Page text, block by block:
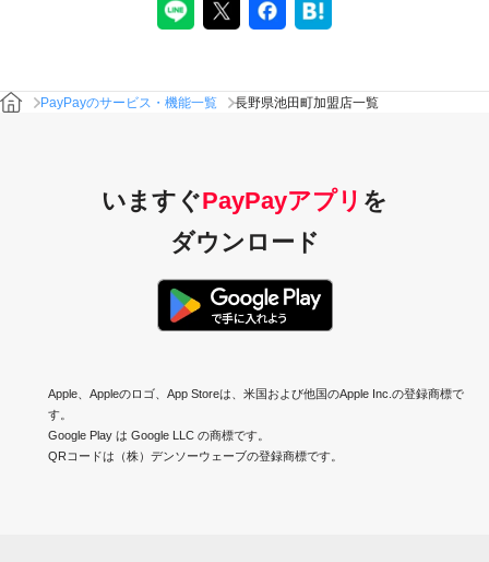
PayPayのサービス・機能一覧 長野県池田町加盟店一覧
いますぐPayPayアプリ を
ダウンロード
Apple、Appleのロゴ、App Storeは、米国および他国のApple Inc.の登録商標で
す。
Google Play は Google LLC の商標です。
QRコードは（株）デンソーウェーブの登録商標です。